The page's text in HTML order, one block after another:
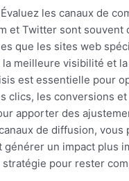
les canaux de
et Twitter sont
que les sites web
meilleure visibilité et
est essentielle pour
les conversions
apporter des
de diffusion,
un impact plus
pour rester